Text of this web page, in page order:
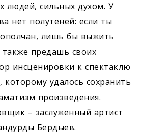
людей, сильных духом. У
нет полутеней: если ты
лишь бы выжить
предашь своих
инсценировки к спектаклю
которому удалось сохранить
произведения.
– заслуженный артист
Бердыев.